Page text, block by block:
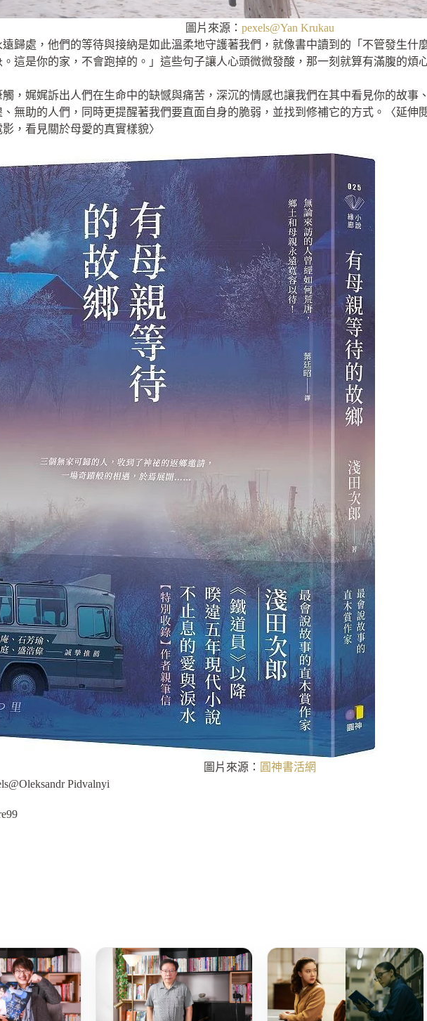
圖片來源： pexels@Yan Krukau
歸處，他們的等待與接納是如此溫柔地守護著我們，就像書中讀到的「不管發生什
這是你的家，不會跑掉的。」這些句子讓人心頭微微發酸，那一刻就算有滿腹的煩
，娓娓訴出人們在生命中的缺憾與痛苦，深沉的情感也讓我們在其中看見你的故事
無助的人們，同時更提醒著我們要直面自身的脆弱，並找到修補它的方式。〈延伸
，看見關於母愛的真實樣貌〉
圖片來源： 圓神書活網
Pidvalnyi